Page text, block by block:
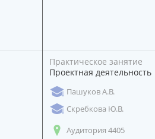
Практическое занятие
Проектная деятельность
Пашуков А.В.
Скребкова Ю.В.
Аудитория 4405